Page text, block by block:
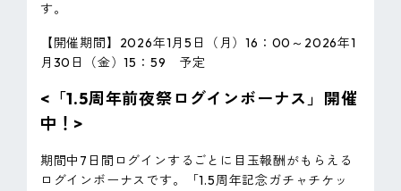
す。
【開催期間】2026年1月5日（月）16：00～2026年1
月30日（金）15：59 予定
<「1.5周年前夜祭ログインボーナス」開催
中！>
期間中7日間ログインするごとに目玉報酬がもらえる
ログインボーナスです。「1.5周年記念ガチャチケッ